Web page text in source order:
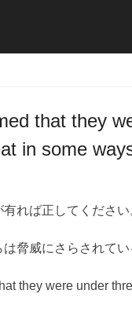
that they
in some
れば正してください
は脅威にさらされて
they were under